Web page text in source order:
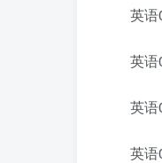
英
英
英
英